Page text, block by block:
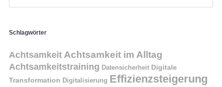
Schlagwörter
Achtsamkeit Achtsamkeit im Alltag
Achtsamkeitstraining Datensicherheit Digitale
Transformation Digitalisierung Effizienzsteigerung